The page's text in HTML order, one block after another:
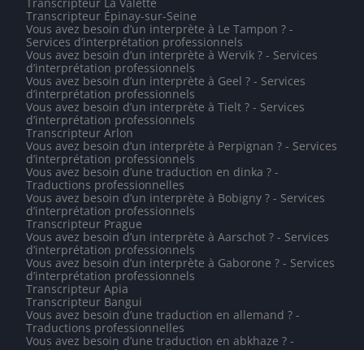
Transcripteur Épinay-sur-Seine
Vous avez besoin d’un interprète à Le Tampon ? -
Services d’interprétation professionnels
Vous avez besoin d’un interprète à Wervik ? - Services
d’interprétation professionnels
Vous avez besoin d’un interprète à Geel ? - Services
d’interprétation professionnels
Vous avez besoin d’un interprète à Tielt ? - Services
d’interprétation professionnels
Transcripteur Arlon
Vous avez besoin d’un interprète à Perpignan ? - Services
d’interprétation professionnels
Vous avez besoin d’une traduction en dinka ? -
Traductions professionnelles
Vous avez besoin d’un interprète à Bobigny ? - Services
d’interprétation professionnels
Transcripteur Prague
Vous avez besoin d’un interprète à Aarschot ? - Services
d’interprétation professionnels
Vous avez besoin d’un interprète à Gaborone ? - Services
d’interprétation professionnels
Transcripteur Apia
Transcripteur Bangui
Vous avez besoin d’une traduction en allemand ? -
Traductions professionnelles
Vous avez besoin d’une traduction en abkhaze ? -